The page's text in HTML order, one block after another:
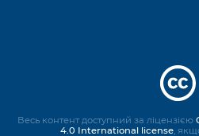
Весь контент доступний за ліцензією
4.0 International license,